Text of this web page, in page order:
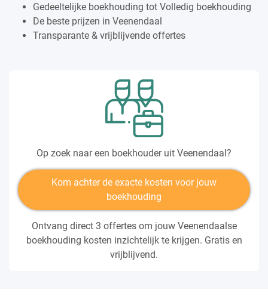
Gedeeltelijke boekhouding tot Volledig boekhouding
De beste prijzen in Veenendaal
Transparante & vrijblijvende offertes
Op zoek naar een boekhouder uit Veenendaal?
Kom achter de exacte kosten voor jouw
boekhouding
Ontvang direct 3 offertes om jouw Veenendaalse
boekhouding kosten inzichtelijk te krijgen. Gratis en
vrijblijvend.